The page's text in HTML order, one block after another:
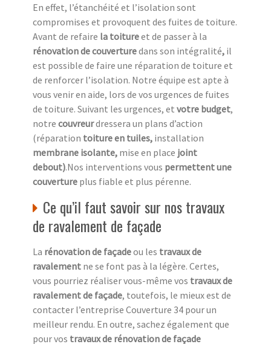
En effet, l’étanchéité et l’isolation sont
compromises et provoquent des fuites de toiture.
Avant de refaire la toitureet de passer à la
rénovation de couverturedans son intégralité, il
est possible de faire une réparation de toiture et
de renforcer l’isolation. Notre équipe est apte à
vous venir en aide, lors de vos urgences de fuites
de toiture. Suivant les urgences, et votre budget,
notre couvreurdressera un plans d’action
(réparation toiture en tuiles, installation
membrane isolante, mise en place joint
debout).Nos interventions vous permettent une
couverture plus fiable et plus pérenne.
Ce qu’il faut savoir sur nos travaux
de ravalement de façade
La rénovation de façadeou les travaux de
ravalement ne se font pas à la légère. Certes,
vous pourriez réaliser vous-même vos travaux de
ravalement de façade, toutefois, le mieux est de
contacter l’entreprise Couverture 34 pour un
meilleur rendu. En outre, sachez également que
pour vos travaux de rénovation de façade